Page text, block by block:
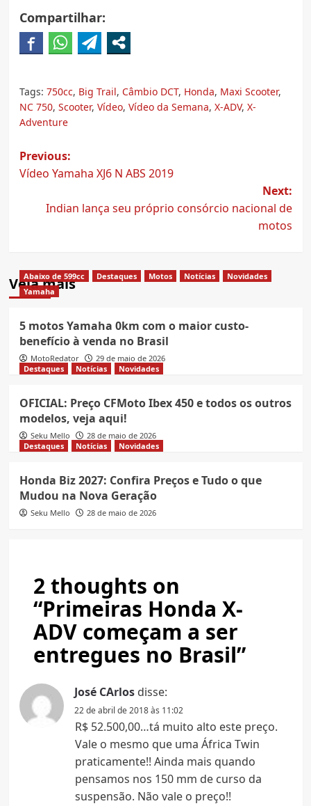
Compartilhar:
Tags: 750cc, Big Trail, Câmbio DCT, Honda, Maxi Scooter,
NC 750, Scooter, Vídeo, Vídeo da Semana, X-ADV, X-
Adventure
Post
navigation
Previous:
Vídeo Yamaha XJ6 N ABS 2019
Next:
Indian lança seu próprio consórcio nacional de
motos
Veja mais
Abaixo de 599cc Destaques Motos Notícias
Novidades
Yamaha
5 motos Yamaha 0km com o maior custo-
benefício à venda no Brasil
MotoRedator
29 de maio de 2026
Destaques
Notícias Novidades
OFICIAL: Preço CFMoto Ibex 450 e todos os outros
modelos, veja aqui!
Seku Mello
28 de maio de 2026
Destaques
Notícias Novidades
Honda Biz 2027: Confira Preços e Tudo o que
Mudou na Nova Geração
Seku Mello 28 de maio de 2026
2 thoughts on
“Primeiras Honda X-
ADV começam a ser
entregues no Brasil”
José CArlos disse:
22 de abril de 2018 às 11:02
R$ 52.500,00…tá muito alto este preço.
Vale o mesmo que uma África Twin
praticamente!! Ainda mais quando
pensamos nos 150 mm de curso da
suspensão. Não vale o preço!!